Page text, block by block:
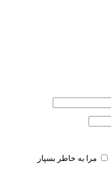
مرا به خاطر بسپار